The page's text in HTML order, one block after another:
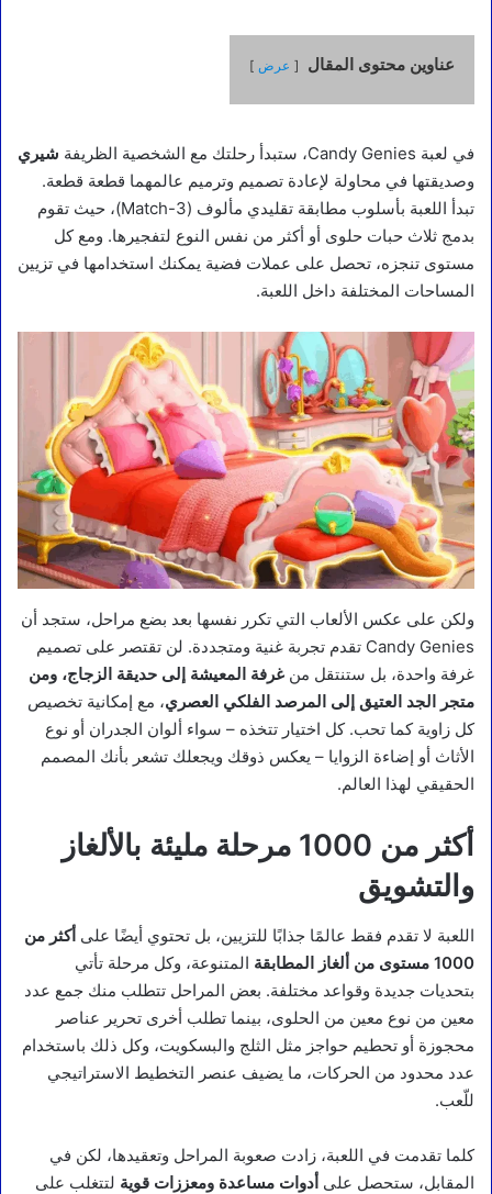
عناوين محتوى المقال عرض
في لعبة Candy Genies، ستبدأ رحلتك مع الشخصية الظريفة
شيري
وصديقتها في محاولة لإعادة تصميم وترميم عالمهما قطعة قطعة.
تبدأ اللعبة بأسلوب مطابقة تقليدي مألوف (Match-3)، حيث تقوم
بدمج ثلاث حبات حلوى أو أكثر من نفس النوع لتفجيرها. ومع كل
مستوى تنجزه، تحصل على عملات فضية يمكنك استخدامها في تزيين
المساحات المختلفة داخل اللعبة.
ولكن على عكس الألعاب التي تكرر نفسها بعد بضع مراحل، ستجد أن
Candy Genies تقدم تجربة غنية ومتجددة. لن تقتصر على تصميم
غرفة واحدة، بل ستنتقل من غرفة المعيشة إلى حديقة الزجاج، ومن
متجر الجد العتيق إلى المرصد الفلكي العصري، مع إمكانية تخصيص
كل زاوية كما تحب. كل اختيار تتخذه – سواء ألوان الجدران أو نوع
الأثاث أو إضاءة الزوايا – يعكس ذوقك ويجعلك تشعر بأنك المصمم
الحقيقي لهذا العالم.
أكثر من 1000 مرحلة مليئة بالألغاز
والتشويق
اللعبة لا تقدم فقط عالمًا جذابًا للتزيين، بل تحتوي أيضًا على أكثر من
1000 مستوى من ألغاز المطابقة
المتنوعة، وكل مرحلة تأتي
بتحديات جديدة وقواعد مختلفة. بعض المراحل تتطلب منك جمع عدد
معين من نوع معين من الحلوى، بينما تطلب أخرى تحرير عناصر
محجوزة أو تحطيم حواجز مثل الثلج والبسكويت، وكل ذلك باستخدام
عدد محدود من الحركات، ما يضيف عنصر التخطيط الاستراتيجي
للّعب.
كلما تقدمت في اللعبة، زادت صعوبة المراحل وتعقيدها، لكن في
المقابل، ستحصل على أدوات مساعدة ومعززات قوية لتتغلب على